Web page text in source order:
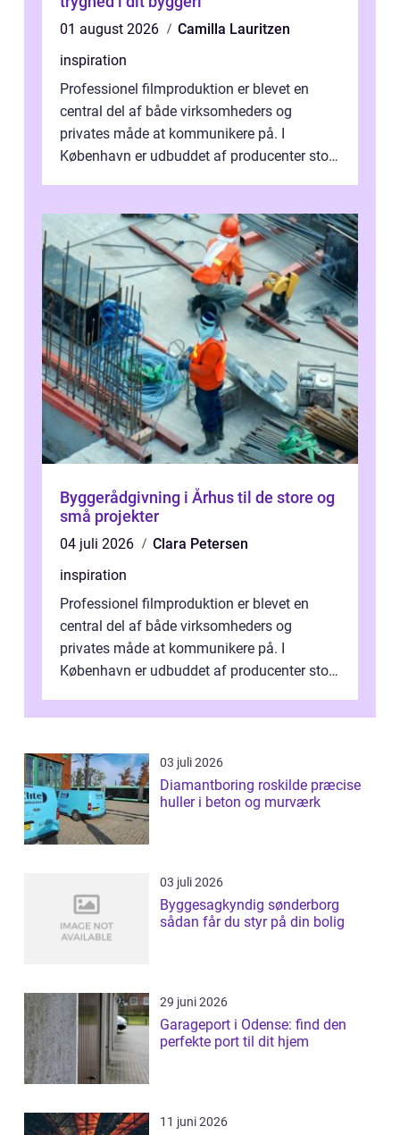
01 august 2026
Camilla Lauritzen
inspiration
Professionel filmproduktion er blevet en
central del af både virksomheders og
privates måde at kommunikere på. I
København er udbuddet af producenter stort,
Byggerådgivning i Århus til de store og
små projekter
04 juli 2026
Clara Petersen
inspiration
Professionel filmproduktion er blevet en
central del af både virksomheders og
privates måde at kommunikere på. I
København er udbuddet af producenter stort,
inti...
03 juli 2026
Diamantboring roskilde præcise
huller i beton og murværk
03 juli 2026
Byggesagkyndig sønderborg
sådan får du styr på din bolig
29 juni 2026
Garageport i Odense: find den
perfekte port til dit hjem
11 juni 2026